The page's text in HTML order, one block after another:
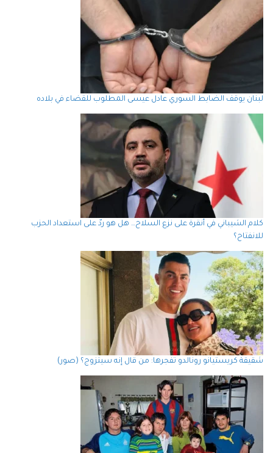
لبنان يوقف الضابط السوري عادل عيسى المطلوب للقضاء في بلاده
كلام الشيباني في أنقرة على نزع السلاح… هل هو ردّ على استعداد الحزب
للانفتاح؟
شقيقة كريستيانو رونالدو تفجرها: من قال إنه سيتزوج؟ (صور)